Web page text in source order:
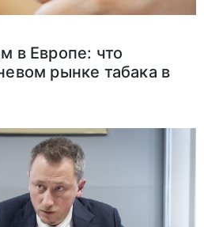
в Европе: что
рынке табака в